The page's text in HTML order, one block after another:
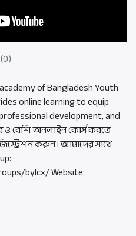
0)
of Bangladesh Youth
online learning to equip
development, and
ও বেশি অনলাইন কোর্স করতে
করুন। আমাদের সাথে
bylcx/ Website: